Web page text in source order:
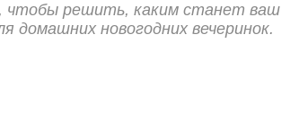
чтобы решить, каким станет ваш
новогодних вечеринок.